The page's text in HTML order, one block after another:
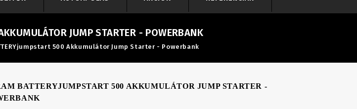
JUMP STARTER - POWERBANK
500 Akkumulátor Jump Starter - Powerbank
BATTERYJUMPSTART 500 AKKUMULÁTOR JUMP STARTER -